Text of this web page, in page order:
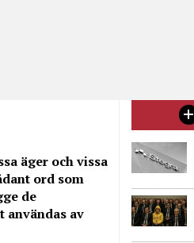
äger och vissa
ord som
de
användas av